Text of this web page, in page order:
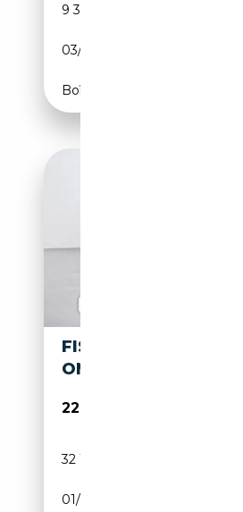
9 300 km
03/2014
Boîte automatique
FISKER OCEAN 415
ONE ACC 360° PANO
22 900€
32 143 km
01/2024